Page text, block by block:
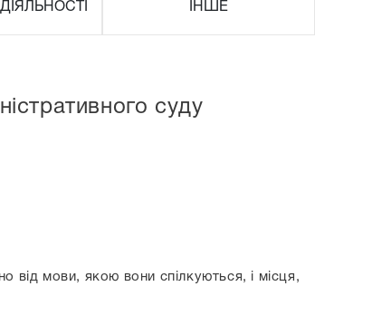
ІНШЕ
суду
від мови, якою вони спілкуються, і місця,